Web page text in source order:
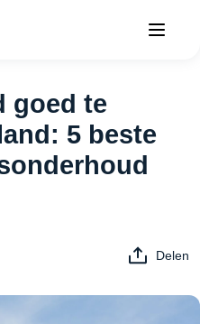
goed te
5 beste
Delen